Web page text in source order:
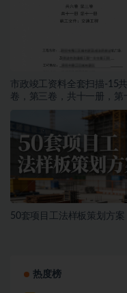
市政竣工资料全套扫描-15
卷，第三卷，共十一册，第
册，施工文件，亮化工程
50套项目工法样板策划方案
热度榜